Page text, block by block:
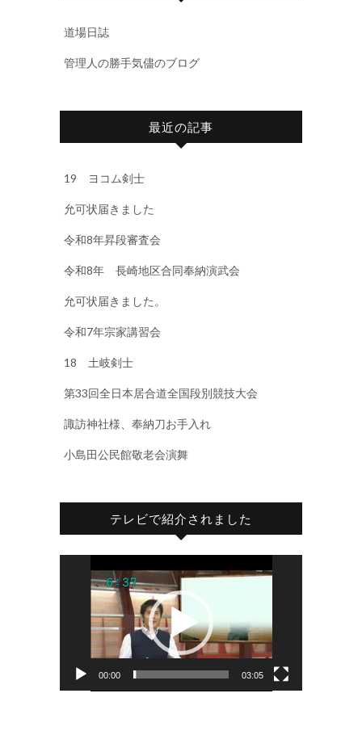
道場日誌
管理人の勝手気儘のブログ
最近の記事
19 ヨコム剣士
允可状届きました
令和8年昇段審査会
令和8年 長崎地区合同奉納演武会
允可状届きました。
令和7年宗家講習会
18 土岐剣士
第33回全日本居合道全国段別競技大会
諏訪神社様、奉納刀お手入れ
小島田公民館敬老会演舞
テレビで紹介されました
00:00 03:05